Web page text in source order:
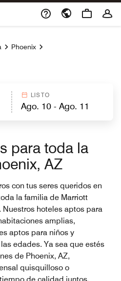
Phoenix
LISTO
para toda la
AZ
con tus seres queridos en
la familia de Marriott
Nuestros hoteles aptos para
amplias,
aptos para niños y
edades. Ya sea que estés
de Phoenix, AZ,
quisquilloso o